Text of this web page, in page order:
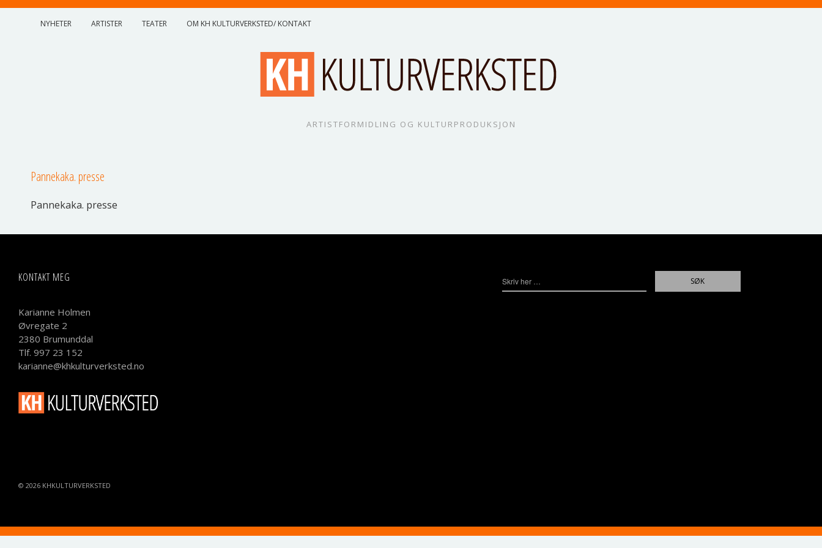
NYHETER ARTISTER TEATER OM KH KULTURVERKSTED/ KONTAKT
ARTISTFORMIDLING OG KULTURPRODUKSJON
Pannekaka. presse
Panne­kaka. presse
KONTAKT MEG
Karianne Holmen
Øvregate 2
2380 Brumunddal
Tlf. 997 23 152
karianne@khkulturverksted.no
© 2026 KHKULTURVERKSTED